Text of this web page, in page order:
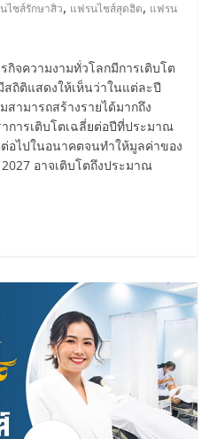
ไชส์รักษาสิว, แฟรนไชส์สุดฮิต, แฟรน
จความงามทั่วโลกมีการเติบโต
ถิติแสดงให้เห็นว่าในแต่ละปี
ามารถสร้างรายได้มากถึง
การเติบโตเฉลี่ยต่อปีที่ประมาณ
อไปในอนาคตจนทำให้มูลค่าของ
อาจเติบโตถึงประมาณ